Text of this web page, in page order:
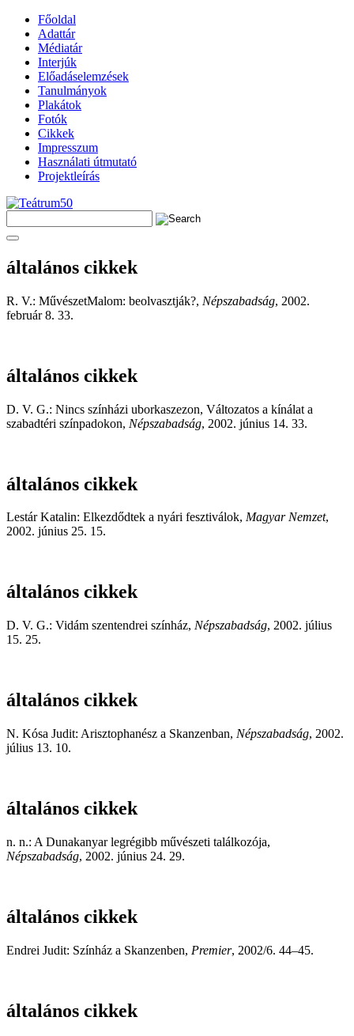
Főoldal
Adattár
Médiatár
Interjúk
Előadáselemzések
Tanulmányok
Plakátok
Fotók
Cikkek
Impresszum
Használati útmutató
Projektleírás
általános cikkek
R. V.: MűvészetMalom: beolvasztják?, Népszabadság, 2002.
február 8. 33.
általános cikkek
D. V. G.: Nincs színházi uborkaszezon, Változatos a kínálat a
szabadtéri színpadokon, Népszabadság, 2002. június 14. 33.
általános cikkek
Lestár Katalin: Elkezdődtek a nyári fesztiválok, Magyar Nemzet,
2002. június 25. 15.
általános cikkek
D. V. G.: Vidám szentendrei színház, Népszabadság, 2002. július
15. 25.
általános cikkek
N. Kósa Judit: Arisztophanész a Skanzenban, Népszabadság, 2002.
július 13. 10.
általános cikkek
n. n.: A Dunakanyar legrégibb művészeti találkozója,
Népszabadság, 2002. június 24. 29.
általános cikkek
Endrei Judit: Színház a Skanzenben, Premier, 2002/6. 44–45.
általános cikkek